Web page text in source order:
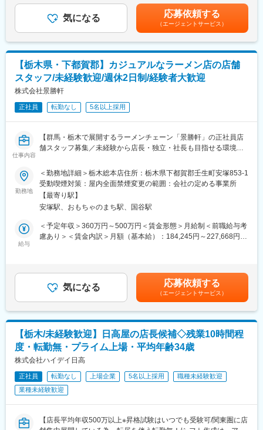
◎店舗の運営をお任せしますので、ご自身のマネジメントスキ
ル、コミュニケーションスキルなどを身に着けることが可能で
す。
◎人材育成にも力を入れており、社員一人一人に合わせた研修プ
ログラムが用意されていますので経験を積み、スキルアップを目
指していただけます。
◎各種表彰制度もございますので、頑張りがきちんと評価される
仕組み作りができております。
とにより、お客様の声を味付けやメニューに反映することができ
ます
日本中にある王将はすべてが個性的。私たちと一緒にあなたらし
▼店舗スタッフ
接客や調理を中心に店舗業務を担当
店舗で様々なメニュー調理を身に着けるため、料理人として技術
▼副店長
OJT教育中心のため、一人一人の得意不得意に応じて育成サポー
トを行っています！
▼店長※3～4年目安にしっかりスキルを付けた上で店長を目指し
ていきます。責任者として店舗運営・管理を担当いただきます。
※店長以降のキャリアはエリアMGR、管理部門、FC店のオーナー
として独立など様々なキャリアがございます。
＜独立支援制度あり★＞
フランチャイズ店舗オーナーとして「経営者」になることも！す
・有給取得日数は平均8.3日！連休取りやすく、年に何回も旅行に
行っている店長などもいます。
・従業員数は店舗平均16名で学べる＆無理なく働ける環境！「平
均勤続年数は11.3年」で「離職率1桁」の安定就業が叶う環境です
◎
■王将の「独自の研修制度」でスキルアップ！
●王将調理道場：調理技術や知識向上の研修です。調理師免許取得
の補助もあり、学びながら資格・スキルを身につけられます。
●王将アカデミー：店舗・人材マネジメントの研修です。店舗運営
や人材マネジメントについて学べるプログラムです。
変更の範囲：会社の定める業務
万円4年目副店長：605万円5年目店長：700万円賃金はあくまでも
目安の金額であり、選考を通じて上下する可能性があります。月
給(月額)は固定手当を含めた表記です。
気になる 応募依頼する
（エージェントサービス）
【栃木県・下都賀郡】カジュアルなラーメン店の店舗
スタッフ/未経験歓迎/週休2日制/経験者大歓迎
株式会社景勝軒
正社員 転勤なし 5名以上採用
仕事内容
【群馬・栃木で展開するラーメンチェーン「景勝軒」の正社員店
舗スタッフ募集／未経験から店長・独立・社長も目指せる環境◎
■職務内容：
群馬県・栃木県に複数店舗展開する「景勝軒」で栃木県の正社員
店舗スタッフを募集します！
■職務詳細：
具体的な仕事内容としては、食券の対応・席への案内・商品の提
供・バッシング・洗い物など。慣れてきたら、調理補助・商品の
■キャリアについて:
その後、店舗責任者として、接客業務のほかに、在庫管理・予算
い。独立への挑戦をしたい方には、景勝軒が全面的にバックアッ
プします。
■組織構成:
タートの社員も多く在籍。「いつか独立したい」「地元で腰を据
えて働きたい」など、将来像はさまざまですが、飲食が好きで前
いながらお店づくりに取り組んでいます。
勤務地
＜勤務地詳細＞栃木総本店住所：栃木県下都賀郡壬生町安塚853-1
受動喫煙対策：屋内全面禁煙変更の範囲：会社の定める事業所
【最寄り駅】
安塚駅、おもちゃのまち駅、国谷駅
給与
＜予定年収＞360万円～500万円＜賃金形態＞月給制＜前職給与考
慮あり＞＜賃金内訳＞月額（基本給）：184,245円～227,668円固
有＜給与補足＞■賞与：年2回（業績次第で変動あり）■昇給あ
り：年2回（業績次第で変動あり）【月収例：週休2日制】勤務歴
1年半～（店長）約27万円勤務歴2~3年～（マネージャー）約35万
円賃金はあくまでも目安の金額であり、選考を通じて上下する可
能性があります。月給(月額)は固定手当を含めた表記です。
気になる 応募依頼する
（エージェントサービス）
【栃木/未経験歓迎】日高屋の店長候補◇残業10時間程
度・転勤無・プライム上場・平均年齢34歳
株式会社ハイデイ日高
正社員 転勤なし 上場企業 5名以上採用
職種未経験歓迎
業種未経験歓迎
【店長平均年収500万以上※昇格試験はいつでも受験可/関東圏に店